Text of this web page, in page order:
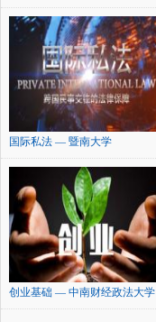
学
国际私法 — 暨南大学
创业基础 — 中南财经政法大学